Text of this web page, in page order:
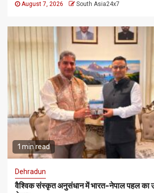
August 7, 2026 South Asia24x7
1 min read
Dehradun
वैश्विक संस्कृत अनुसंधान में भारत-नेपाल पहल का